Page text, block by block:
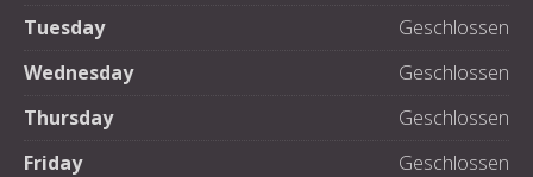
Tuesday
Geschlossen
Wednesday
Geschlossen
Thursday
Geschlossen
Friday
Geschlossen